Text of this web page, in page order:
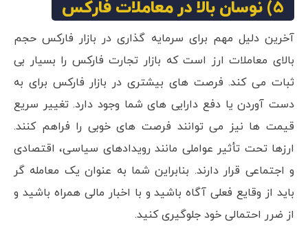
5) نوسان بالا در معاملات فارکس
آخرین دلیل مهم برای سرمایه گذاری در بازار فارکس حجم
بالای معاملات ارز است که بازار تجارت فارکس را بسیار بی
ثبات می کند. فرصت های بیشتری در بازار فارکس برای به
دست آوردن یا دفع دارایی های شما وجود دارد. تغییر سریع
قیمت ها نیز می توانند فرصت های خوبی را فراهم کنند.
ارزها تحت تأثیر عواملی مانند رویدادهای سیاسی، اقتصادی
و اجتماعی قرار دارند. بنابراین شما به عنوان یک معامله گر
باید از وقایع فعلی آگاه باشید و با اخبار مالی همراه باشید و
از ضرر احتمالی خود جلوگیری کنید.